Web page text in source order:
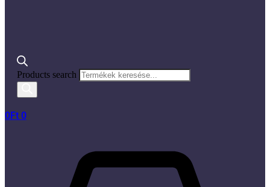
Products search
0Ft 0